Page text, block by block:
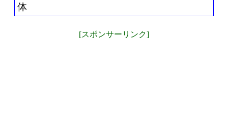
体
[スポンサーリンク]